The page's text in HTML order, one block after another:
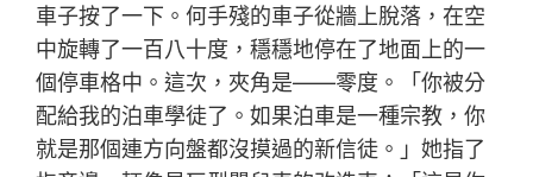
車子按了一下。何手殘的車子從牆上脫落，在空
中旋轉了一百八十度，穩穩地停在了地面上的一
個停車格中。這次，夾角是——零度。「你被分
配給我的泊車學徒了。如果泊車是一種宗教，你
就是那個連方向盤都沒摸過的新信徒。」她指了